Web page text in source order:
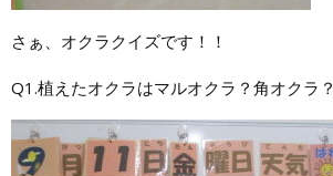
さぁ、オクラクイズです！！
Q1.植えたオクラはマルオクラ？角オクラ？